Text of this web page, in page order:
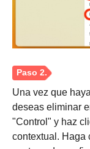
Una vez que
deseas eliminar
"Control" y haz
contextual. Haga